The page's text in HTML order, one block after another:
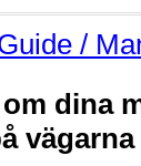
/
dina
vägarna